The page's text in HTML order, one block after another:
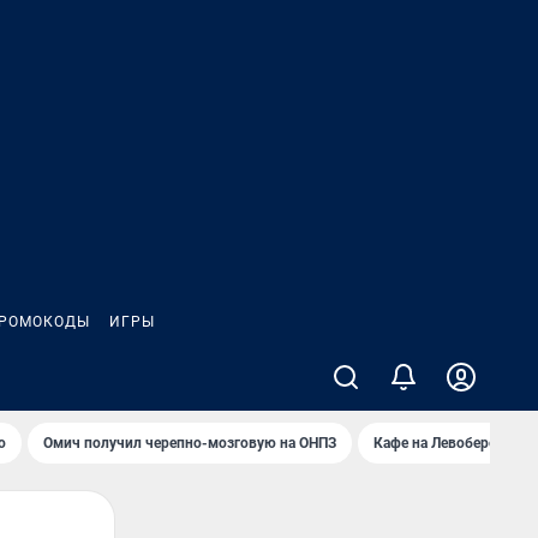
ИГРЫ
Омич получил черепно-мозговую на ОНПЗ Кафе на Левобережье